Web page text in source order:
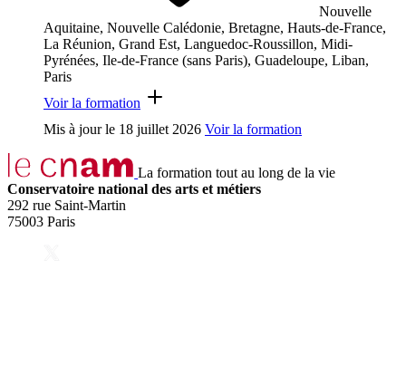
Nouvelle
Aquitaine, Nouvelle Calédonie, Bretagne, Hauts-de-France,
La Réunion, Grand Est, Languedoc-Roussillon, Midi-
Pyrénées, Ile-de-France (sans Paris), Guadeloupe, Liban,
Paris
Voir la formation
Mis à jour le 18 juillet 2026 Voir la formation
La formation tout au long de la vie
Conservatoire national des arts et métiers
292 rue Saint-Martin
75003 Paris